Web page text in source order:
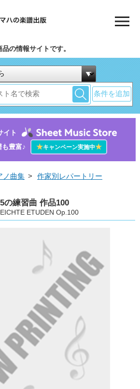
の情報サイトです。
条件を追加
イト
も豊富♪
★キャンペーン実施中★
ノ曲集 > 作家別レパートリー
の練習曲 作品100
ETUDEN Op.100